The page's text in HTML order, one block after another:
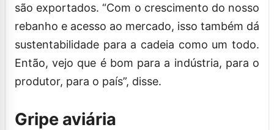
são exportados. “Com o crescimento do nosso
rebanho e acesso ao mercado, isso também dá
sustentabilidade para a cadeia como um todo.
Então, vejo que é bom para a indústria, para o
produtor, para o país”, disse.
Gripe aviária